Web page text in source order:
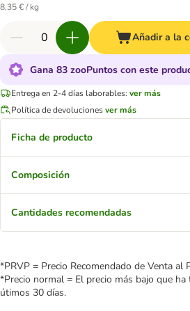
8,35 € / kg
Añadir a la
Gana 83 zooPuntos con este
Entrega en 2-4 días laborables: ver más
Política de devolucionesver más
Ficha de producto
Composición
Cantidades recomendadas
*PRVP = Precio Recomendado de Venta al
*Precio normal = El precio más bajo que
útimos 30 días.